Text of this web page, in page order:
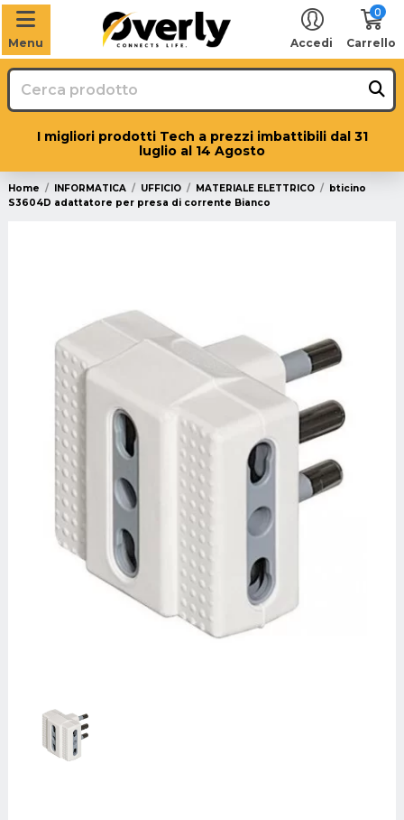
Menu Accedi
0
Carrello
I migliori prodotti Tech a prezzi imbattibili dal 31
luglio al 14 Agosto
Home INFORMATICA UFFICIO MATERIALE ELETTRICO
bticino
S3604D adattatore per presa di corrente Bianco